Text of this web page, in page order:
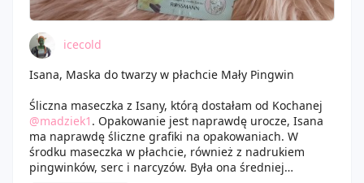
icecold
Isana, Maska do twarzy w płachcie Mały Pingwin
Śliczna maseczka z Isany, którą dostałam od Kochanej
@madziek1 . Opakowanie jest naprawdę urocze, Isana
ma naprawdę śliczne grafiki na opakowaniach. W
środku maseczka w płachcie, również z nadrukiem
pingwinków, serc i narcyzów. Była ona średniej